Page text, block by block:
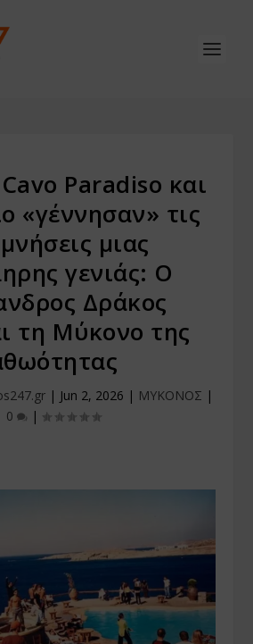
Paradiso και
«γέννησαν» τις
μιας
γενιάς: Ο
Δράκος
τη Μύκονο της
| Jun 2, 2026 | ΜΥΚΟΝΟΣ |
0
|